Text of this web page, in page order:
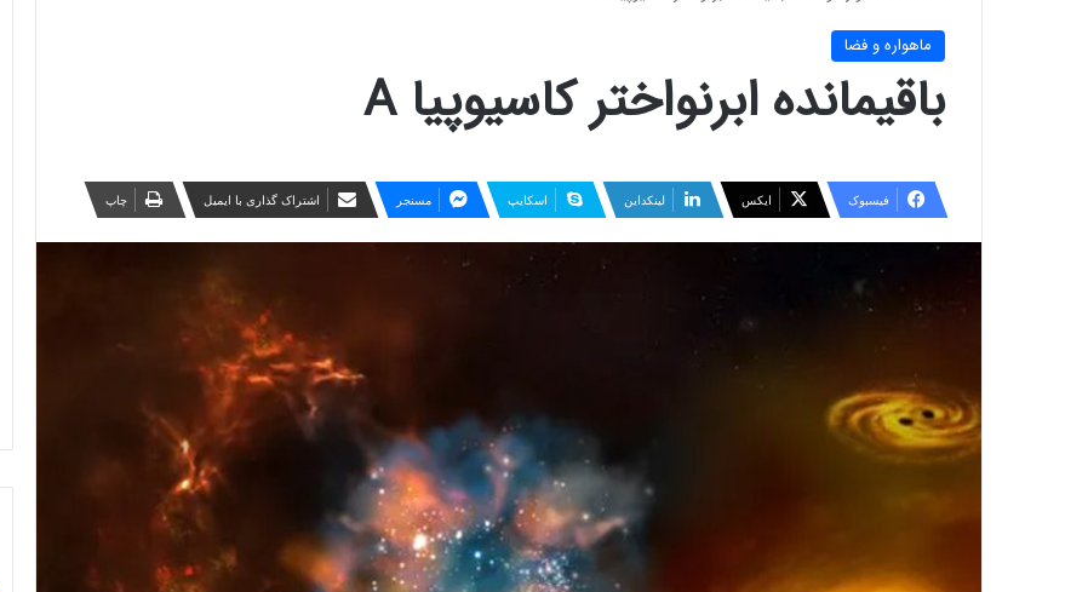
ماهواره و فضا
باقیمانده ابرنواختر کاسیوپیا A
فیسبوک ایکس لینکداین اسکایپ مسنجر اشتراک گذاری با ایمیل چاپ